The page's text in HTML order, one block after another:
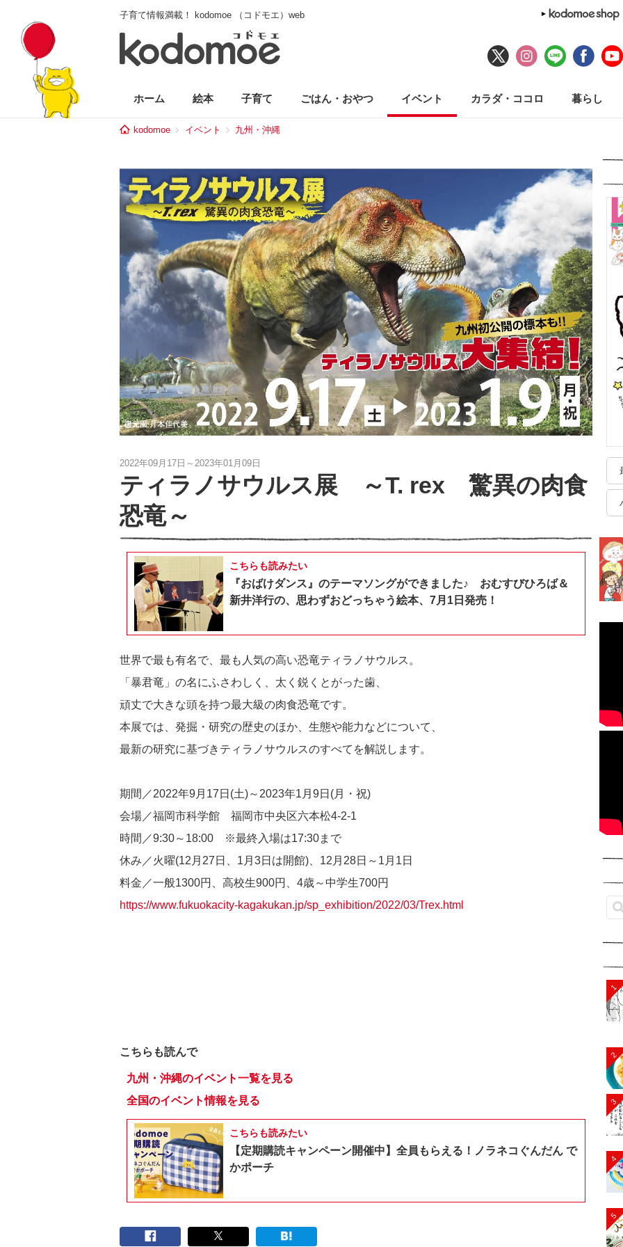
子育て情報満載！ kodomoe （コドモエ）web
ホーム 絵本 子育て ごはん・おやつ イベント カラダ・ココロ 暮らし
kodomoe イベント 九州・沖縄
2022年09月17日～2023年01月09日
ティラノサウルス展 ～T. rex 驚異の肉食
恐竜～
こちらも読みたい
『おばけダンス』のテーマソングができました♪ おむすびひろば＆
新井洋行の、思わずおどっちゃう絵本、7月1日発売！
世界で最も有名で、最も人気の高い恐竜ティラノサウルス。
「暴君竜」の名にふさわしく、太く鋭くとがった歯、
頑丈で大きな頭を持つ最大級の肉食恐竜です。
本展では、発掘・研究の歴史のほか、生態や能力などについて、
最新の研究に基づきティラノサウルスのすべてを解説します。
期間／2022年9月17日(土)～2023年1月9日(月・祝)
会場／福岡市科学館 福岡市中央区六本松4-2-1
時間／9:30～18:00 ※最終入場は17:30まで
休み／火曜(12月27日、1月3日は開館)、12月28日～1月1日
料金／一般1300円、高校生900円、4歳～中学生700円
https://www.fukuokacity-kagakukan.jp/sp_exhibition/2022/03/Trex.html
こちらも読んで
九州・沖縄のイベント一覧を見る
全国のイベント情報を見る
こちらも読みたい
【定期購読キャンペーン開催中】全員もらえる！ノラネコぐんだん で
かポーチ
1
2
3
4
5